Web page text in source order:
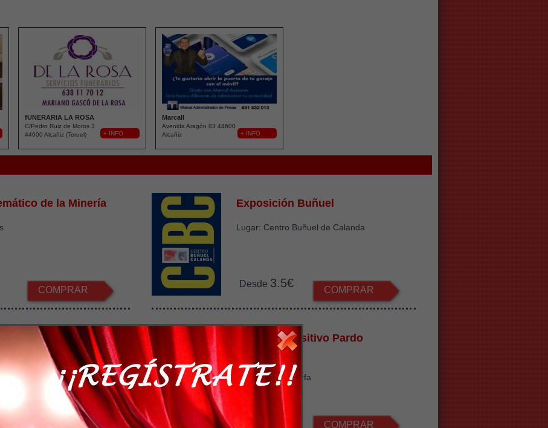
fUNERARIA LA ROSA
C/Pedro Ruiz de Moros 3
44600 Alcañiz (Teruel)
+ INFO
Marcall
Avenida Aragón 83 44600
Alcañiz
+ INFO
de la Minería
COMPRAR
Exposición Buñuel
Lugar: Centro Buñuel de Calanda
Desde 3.5€
COMPRAR
de Rubielos
Rubielos
COMPRAR
Centro Expositivo Pardo
Lugar: Valdealgorfa
0.5€
COMPRAR